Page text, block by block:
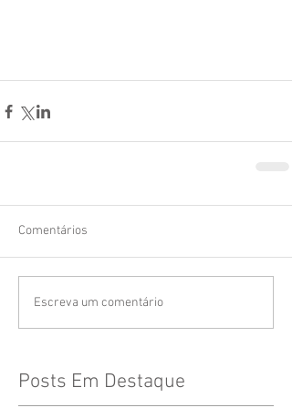
Comentários
Escreva um comentário
Posts Em Destaque